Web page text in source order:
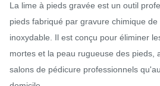
La lime à pieds gravée est un outil
pieds fabriqué par gravure chimique
inoxydable. Il est conçu pour éliminer
mortes et la peau rugueuse des pieds,
salons de pédicure professionnels